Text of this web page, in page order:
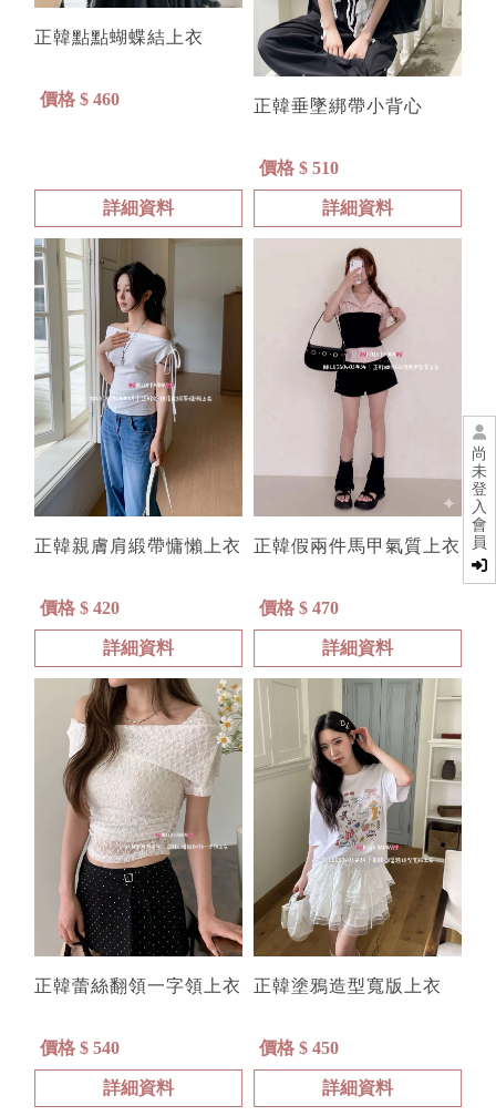
尚
未
登
入
會
員
正韓點點蝴蝶結上衣
價格 $ 460
詳細資料
正韓垂墜綁帶小背心
價格 $ 510
詳細資料
正韓親膚肩緞帶慵懶上衣
價格 $ 420
詳細資料
正韓假兩件馬甲氣質上衣
價格 $ 470
詳細資料
正韓蕾絲翻領一字領上衣
價格 $ 540
詳細資料
正韓塗鴉造型寬版上衣
價格 $ 450
詳細資料